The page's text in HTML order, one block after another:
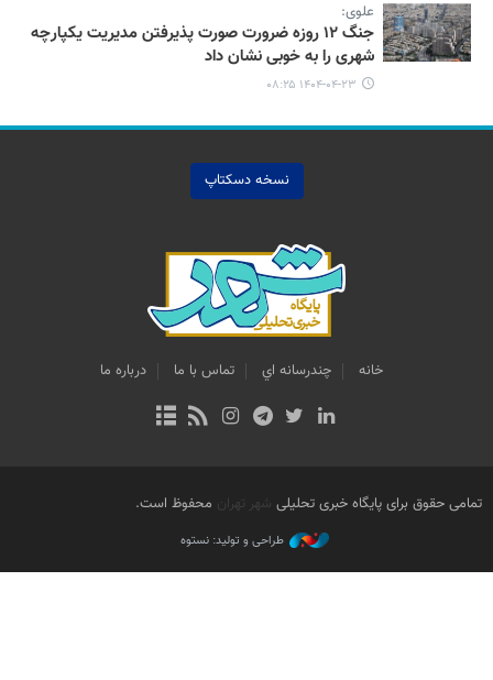
علوی:
جنگ ۱۲ روزه ضرورت صورت پذیرفتن مدیریت یکپارچه
شهری را به خوبی نشان داد
۱۴۰۴-۰۴-۲۳ ۰۸:۲۵
نسخه دسکتاپ
خانه چندرسانه اي تماس با ما درباره ما
تمامی حقوق برای پایگاه خبری تحلیلی شهر تهران محفوظ است.
طراحی و تولید: نستوه